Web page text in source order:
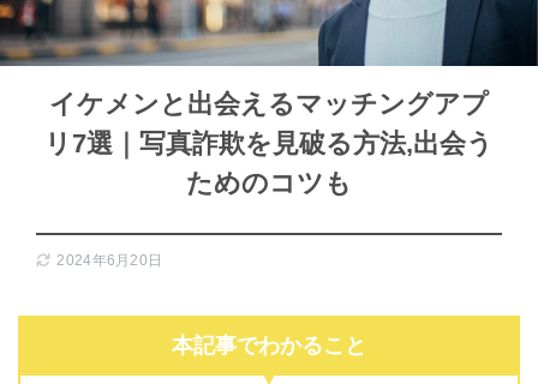
イケメンと出会えるマッチングアプ
リ7選｜写真詐欺を見破る方法,出会う
ためのコツも
2024年6月20日
本記事でわかること